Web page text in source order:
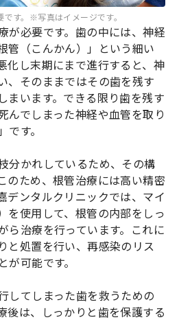
す。※写真はイメージです。
が必要です。歯の中には、神経
管（こんかん）」という細い
化し末期にまで進行すると、神
、そのままではその歯を残す
まいます。できる限り歯を残す
んでしまった神経や血管を取り
す。
分かれしているため、その構
のため、根管治療には高い精密
デンタルクリニックでは、マイ
を使用して、根管の内部をしっ
ら治療を行っています。これに
と処置を行い、再感染のリス
可能です。
してしまった歯を救うための
後は、しっかりと歯を保護する